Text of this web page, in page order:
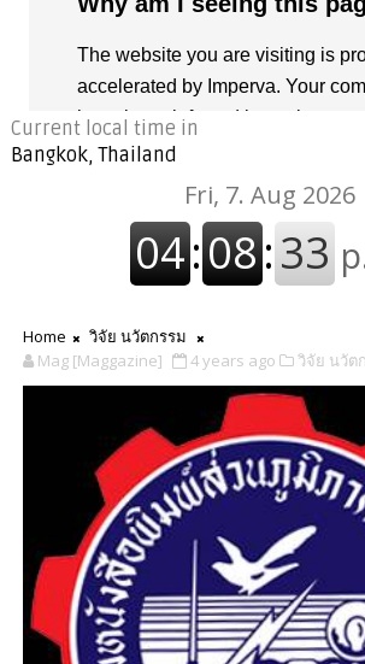
Current local time in
Bangkok, Thailand
Home
วิจัย นวัตกรรม
Mag [Maggazine]
4 years ago วิจัย นวัต